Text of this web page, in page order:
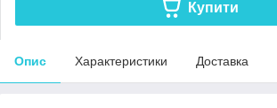
Купити
Опис Характеристики Доставка